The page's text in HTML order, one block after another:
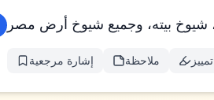
إشارة مرجعية ملاحظة تمييز